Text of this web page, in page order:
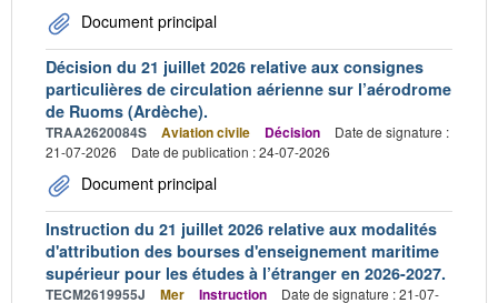
Document principal
Décision du 21 juillet 2026 relative aux consignes
particulières de circulation aérienne sur l’aérodrome
de Ruoms (Ardèche).
TRAA2620084S Aviation civile Décision
Date de signature :
21-07-2026
Date de publication : 24-07-2026
Document principal
Instruction du 21 juillet 2026 relative aux modalités
d'attribution des bourses d'enseignement maritime
supérieur pour les études à l’étranger en 2026-2027.
TECM2619955J Mer Instruction
Date de signature : 21-07-